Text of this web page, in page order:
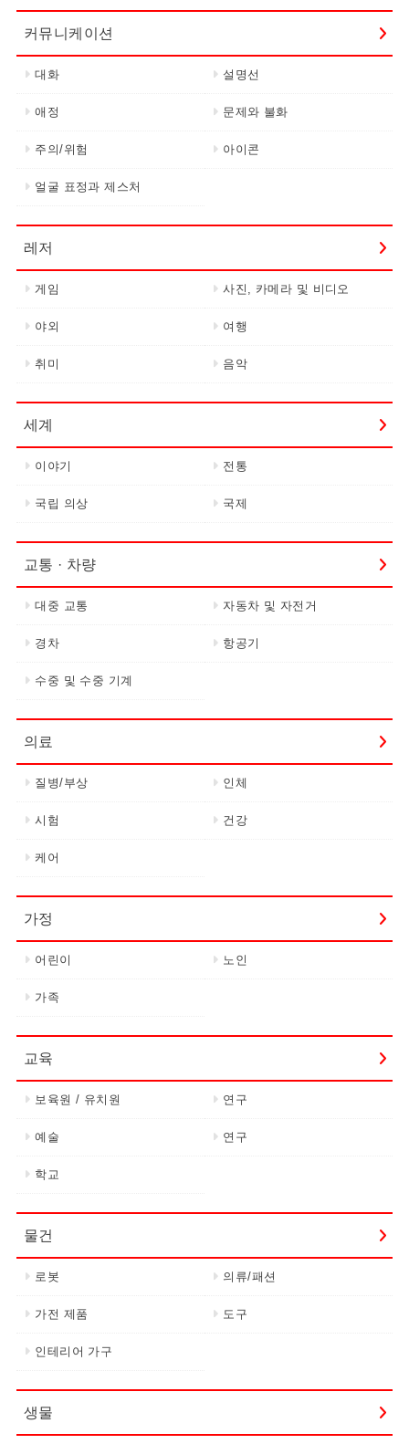
커뮤니케이션
대화 설명선
애정 문제와 불화
주의/위험 아이콘
얼굴 표정과 제스처
레저
게임 사진, 카메라 및 비디오
야외 여행
취미 음악
세계
이야기 전통
국립 의상 국제
교통 · 차량
대중 교통 자동차 및 자전거
경차 항공기
수중 및 수중 기계
의료
질병/부상 인체
시험 건강
케어
가정
어린이 노인
가족
교육
보육원 / 유치원 연구
예술 연구
학교
물건
로봇 의류/패션
가전 제품 도구
인테리어 가구
생물